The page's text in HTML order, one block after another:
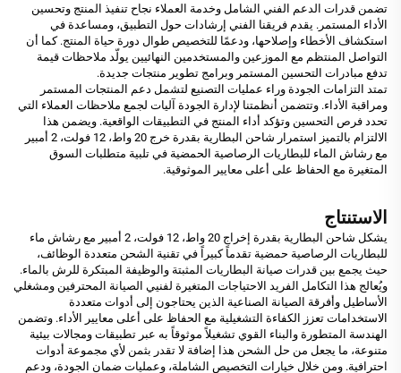
تضمن قدرات الدعم الفني الشامل وخدمة العملاء نجاح تنفيذ المنتج وتحسين
الأداء المستمر. يقدم فريقنا الفني إرشادات حول التطبيق، ومساعدة في
استكشاف الأخطاء وإصلاحها، ودعمًا للتخصيص طوال دورة حياة المنتج. كما أن
التواصل المنتظم مع الموزعين والمستخدمين النهائيين يولّد ملاحظات قيمة
تدفع مبادرات التحسين المستمر وبرامج تطوير منتجات جديدة.
تمتد التزامات الجودة وراء عمليات التصنيع لتشمل دعم المنتجات المستمر
ومراقبة الأداء. وتتضمن أنظمتنا لإدارة الجودة آليات لجمع ملاحظات العملاء التي
تحدد فرص التحسين وتؤكد أداء المنتج في التطبيقات الواقعية. ويضمن هذا
الالتزام بالتميز استمرار شاحن البطارية بقدرة خرج 20 واط، 12 فولت، 2 أمبير
مع رشاش الماء للبطاريات الرصاصية الحمضية في تلبية متطلبات السوق
المتغيرة مع الحفاظ على أعلى معايير الموثوقية.
الاستنتاج
يشكل شاحن البطارية بقدرة إخراج 20 واط، 12 فولت، 2 أمبير مع رشاش ماء
للبطاريات الرصاصية حمضية تقدماً كبيراً في تقنية الشحن متعددة الوظائف،
حيث يجمع بين قدرات صيانة البطاريات المثبتة والوظيفة المبتكرة للرش بالماء.
ويُعالج هذا التكامل الفريد الاحتياجات المتغيرة لفنيي الصيانة المحترفين ومشغلي
الأساطيل وأفرقة الصيانة الصناعية الذين يحتاجون إلى أدوات متعددة
الاستخدامات تعزز الكفاءة التشغيلية مع الحفاظ على أعلى معايير الأداء. وتضمن
الهندسة المتطورة والبناء القوي تشغيلاً موثوقاً به عبر تطبيقات ومجالات بيئية
متنوعة، ما يجعل من حل الشحن هذا إضافة لا تقدر بثمن لأي مجموعة أدوات
احترافية. ومن خلال خيارات التخصيص الشاملة، وعمليات ضمان الجودة، ودعم